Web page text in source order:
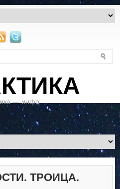
— инфо
ТРОИЦА.